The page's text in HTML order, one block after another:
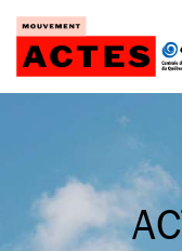
Passer
contenu